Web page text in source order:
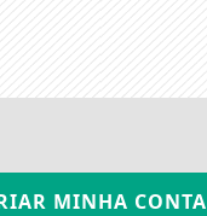
MINHA CONTA